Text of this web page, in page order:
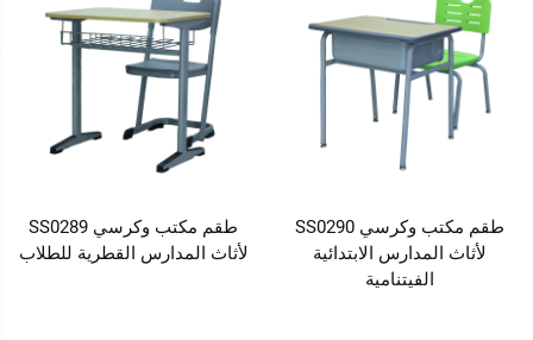
طقم مكتب وكرسي SS0290
لأثاث المدارس الابتدائية
الفيتنامية
طقم مكتب وكرسي SS0289
لأثاث المدارس القطرية للطلاب